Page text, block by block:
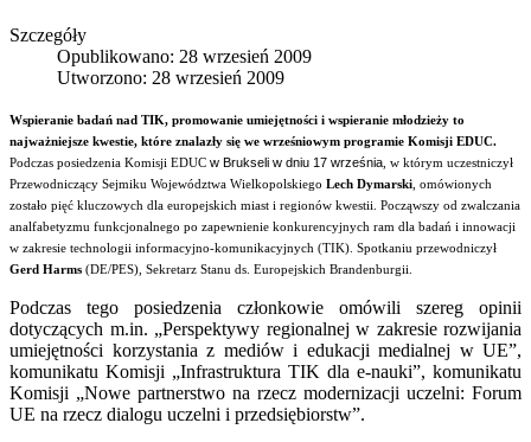
Szczegóły
Opublikowano: 28 wrzesień 2009
Utworzono: 28 wrzesień 2009
Wspieranie badań nad TIK, promowanie umiejętności i wspieranie młodzieży to
najważniejsze kwestie, które znalazły się we wrześniowym programie Komisji EDUC.
Podczas posiedzenia Komisji EDUC w Brukseli w dniu 17 września , w którym uczestniczył
Przewodniczący Sejmiku Województwa Wielkopolskiego Lech Dymarski , omówionych
zostało pięć kluczowych dla europejskich miast i regionów kwestii. Począwszy od zwalczania
analfabetyzmu funkcjonalnego po zapewnienie konkurencyjnych ram dla badań i innowacji
w zakresie technologii informacyjno-komunikacyjnych (TIK). Spotkaniu przewodniczył
Gerd Harms (DE/PES), Sekretarz Stanu ds. Europejskich Brandenburgii.
Podczas tego posiedzenia członkowie omówili szereg opinii
dotyczących m.in. „Perspektywy regionalnej w zakresie rozwijania
umiejętności korzystania z mediów i edukacji medialnej w UE”,
komunikatu Komisji „Infrastruktura TIK dla e-nauki”, komunikatu
Komisji „Nowe partnerstwo na rzecz modernizacji uczelni: Forum
UE na rzecz dialogu uczelni i przedsiębiorstw”.